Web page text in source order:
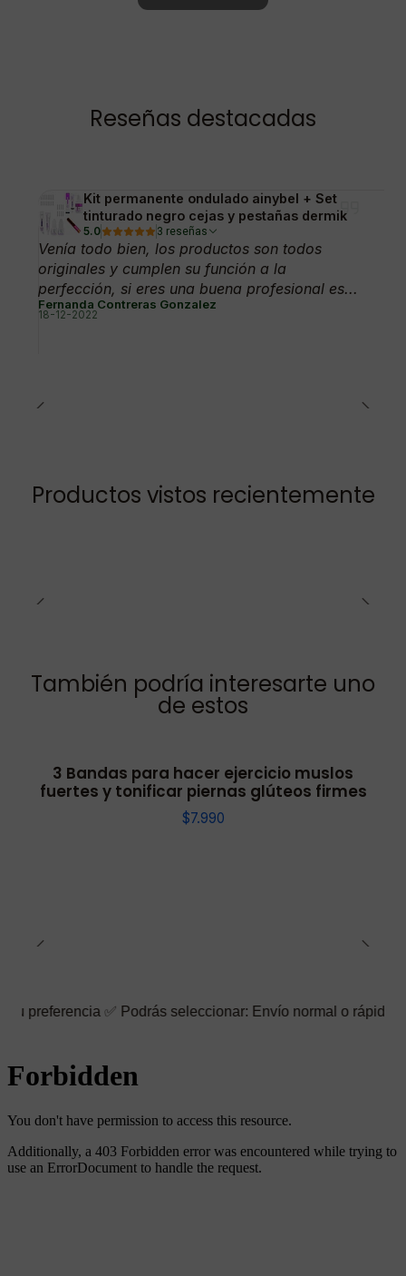
Reseñas destacadas
Kit permanente ondulado ainybel + Set
tinturado negro cejas y pestañas dermik
5.0 3 reseñas
Venía todo bien, los productos son todos
originales y cumplen su función a la
perfección, si eres una buena profesional es...
Fernanda Contreras Gonzalez
18-12-2022
Productos vistos recientemente
También podría interesarte uno
de estos
3 Bandas para hacer ejercicio muslos
fuertes y tonificar piernas glúteos firmes
$7.990
Podrás seleccionar: Envío normal o rápido ☑️